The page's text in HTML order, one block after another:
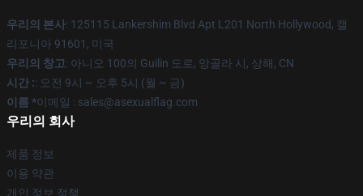
우리의 본사: 125115 Lankershim Blvd Apt L201 North Hollywood, 캘
리포니아 91601, 미국
우리의 창고: 아니오 100의 Guilin 도로, 앙골라 시, 상해, CN
시간 :: 오전 9시 ~ 오후 5시 (월 ~ 금)
이름 *이메일 : sales@asexualflag.com
우리의 회사
제품 정보
이용 약관
개인 정보 정책